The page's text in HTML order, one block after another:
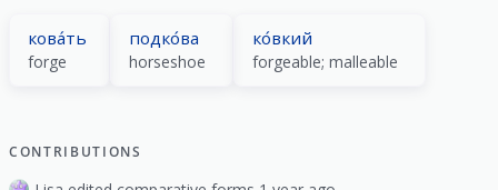
кова́ть
forge
подко́ва
horseshoe
ко́вкий
forgeable; malleable
CONTRIBUTIONS